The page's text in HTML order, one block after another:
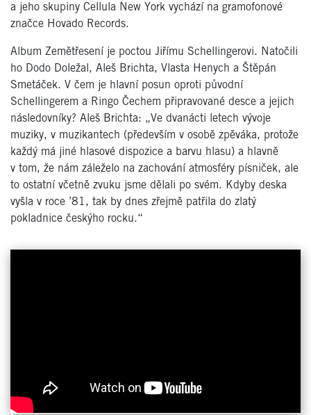
a jeho skupiny Cellula New York vychází na gramofonové
značce Hovado Records.
Album Zemětřesení je poctou Jiřímu Schellingerovi. Natočili
ho Dodo Doležal, Aleš Brichta, Vlasta Henych a Štěpán
Smetáček. V čem je hlavní posun oproti původní
Schellingerem a Ringo Čechem připravované desce a jejich
následovníky? Aleš Brichta: „Ve dvanácti letech vývoje
muziky, v muzikantech (především v osobě zpěváka, protože
každý má jiné hlasové dispozice a barvu hlasu) a hlavně
v tom, že nám záleželo na zachování atmosféry písniček, ale
to ostatní včetně zvuku jsme dělali po svém. Kdyby deska
vyšla v roce ’81, tak by dnes zřejmě patřila do zlatý
pokladnice českýho rocku.“